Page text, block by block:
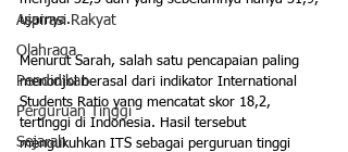
Aspirasi Rakyat
Olahraga
Pendidikan
Perguruan Tinggi
Sejarah
ujarnya.
Menurut Sarah, salah satu pencapaian paling
menonjol berasal dari indikator International
Students Ratio yang mencatat skor 18,2,
tertinggi di Indonesia. Hasil tersebut
mengukuhkan ITS sebagai perguruan tinggi